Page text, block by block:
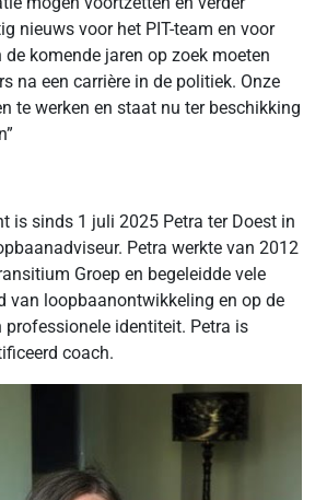
nieuws voor het PIT-team en voor
komende jaren op zoek moeten
na een carrière in de politiek. Onze
te werken en staat nu ter beschikking
is sinds 1 juli 2025 Petra ter Doest in
Petra werkte van 2012
Groep en begeleidde vele
van loopbaanontwikkeling en op de
identiteit. Petra is
coach.